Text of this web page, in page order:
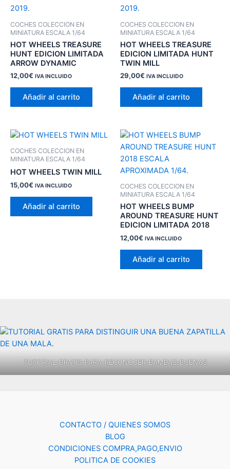
COCHES COLECCION EN
MINIATURA ESCALA 1/64
HOT WHEELS TREASURE
HUNT EDICION LIMITADA
ARROW DYNAMIC
12,00€ IVA INCLUIDO
Añadir al carrito
COCHES COLECCION EN
MINIATURA ESCALA 1/64
HOT WHEELS TREASURE
EDICION LIMITADA HUNT
TWIN MILL
29,00€ IVA INCLUIDO
Añadir al carrito
COCHES COLECCION EN
MINIATURA ESCALA 1/64
HOT WHEELS TWIN MILL
15,00€ IVA INCLUIDO
Añadir al carrito
COCHES COLECCION EN
MINIATURA ESCALA 1/64
HOT WHEELS BUMP
AROUND TREASURE HUNT
EDICION LIMITADA 2018
12,00€ IVA INCLUIDO
Añadir al carrito
TUTORIAL-GRATIS-PARA-RECONOCER-BAMBAS-BUENAS
CONTACTO / QUIENES SOMOS
BLOG
CONDICIONES COMPRA,PAGO,ENVIO
POLITICA DE COOKIES